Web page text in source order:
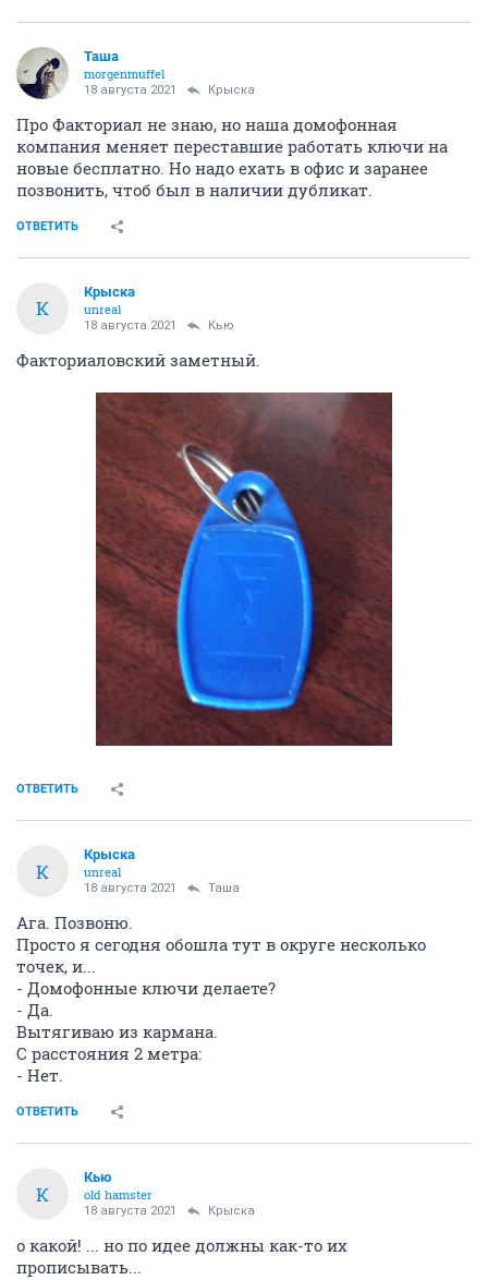
Таша
morgenmuffel
18 августа 2021 Крыска
Про Факториал не знаю, но наша домофонная
компания меняет переставшие работать ключи на
новые бесплатно. Но надо ехать в офис и заранее
позвонить, чтоб был в наличии дубликат.
ОТВЕТИТЬ
К
Крыска
unreal
18 августа 2021 Кью
Факториаловский заметный.
ОТВЕТИТЬ
К
Крыска
unreal
18 августа 2021 Таша
Ага. Позвоню.
Просто я сегодня обошла тут в округе несколько
точек, и...
- Домофонные ключи делаете?
- Да.
Вытягиваю из кармана.
С расстояния 2 метра:
- Нет.
ОТВЕТИТЬ
К
Кью
old hamster
18 августа 2021 Крыска
о какой! ... но по идее должны как-то их
прописывать...